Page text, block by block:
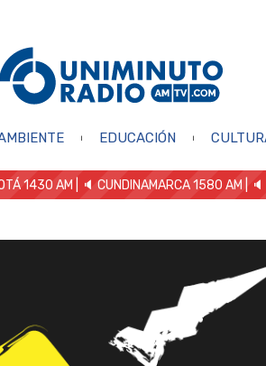
EDUCACIÓN
1430 AM | 🔈 CUNDINAMARCA 1580 AM |